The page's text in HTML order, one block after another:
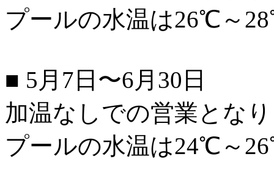
プールの水温は26℃～
■ 5月7日〜6月30日
加温なしでの営業とな
プールの水温は24℃～